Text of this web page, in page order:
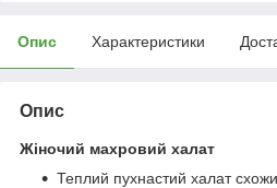
Опис Характеристики
Опис
Жіночий махровий халат
Теплий пухнастий халат